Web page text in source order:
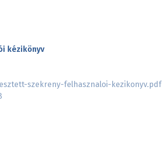
kézikönyv
szekreny-felhasznaloi-kezikonyv.pdf